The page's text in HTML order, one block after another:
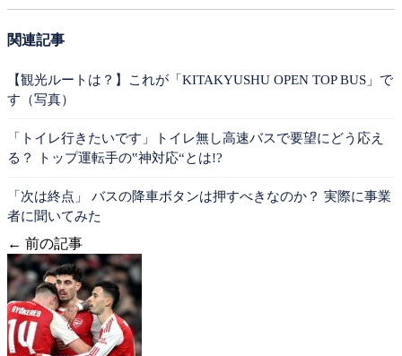
関連記事
【観光ルートは？】これが「KITAKYUSHU OPEN TOP BUS」で
す（写真）
「トイレ行きたいです」トイレ無し高速バスで要望にどう応え
る？ トップ運転手の‟神対応“とは!?
「次は終点」 バスの降車ボタンは押すべきなのか？ 実際に事業
者に聞いてみた
← 前の記事